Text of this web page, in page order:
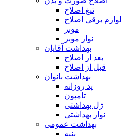
تیغ اصلاح
لوازم برقی اصلاح
موبر
نوار موبر
بهداشت آقایان
بعد از اصلاح
قبل از اصلاح
بهداشت بانوان
پد روزانه
تامپون
ژل بهداشتی
نوار بهداشتی
بهداشت عمومی
پنبه